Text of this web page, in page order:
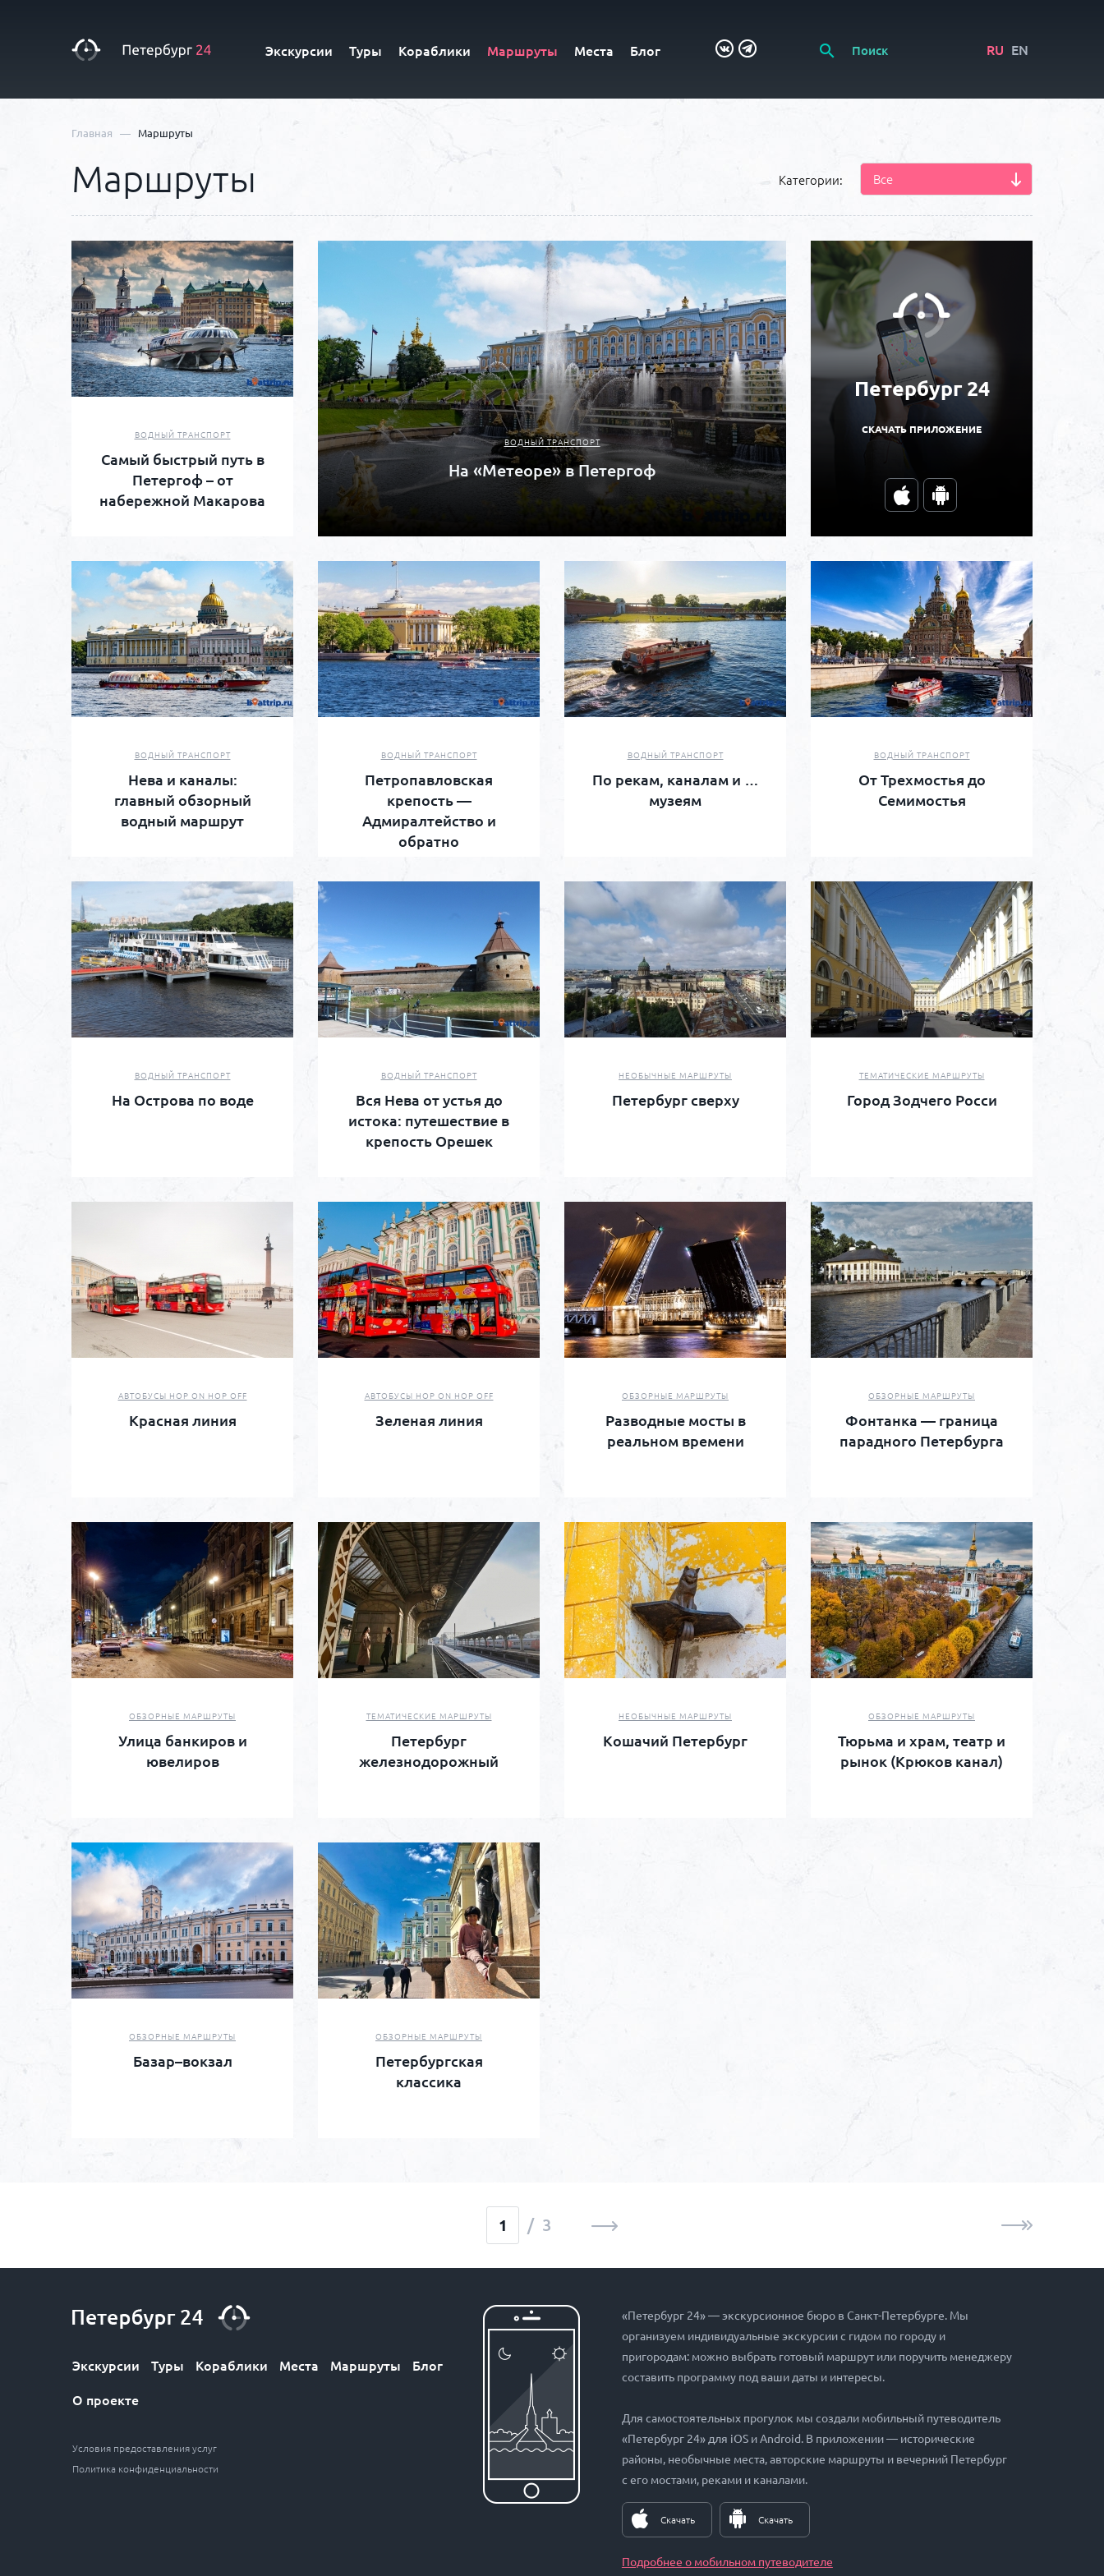
Экскурсии Туры Кораблики Маршруты Места Блог RU EN
Главная — Маршруты
Маршруты Категории: Все
ВОДНЫЙ ТРАНСПОРТ
Самый быстрый путь в
Петергоф – от
набережной Макарова
ВОДНЫЙ ТРАНСПОРТ
На «Метеоре» в Петергоф
Петербург 24
СКАЧАТЬ ПРИЛОЖЕНИЕ
ВОДНЫЙ ТРАНСПОРТ
Нева и каналы:
главный обзорный
водный маршрут
ВОДНЫЙ ТРАНСПОРТ
Петропавловская
крепость —
Адмиралтейство и
обратно
ВОДНЫЙ ТРАНСПОРТ
По рекам, каналам и …
музеям
ВОДНЫЙ ТРАНСПОРТ
От Трехмостья до
Семимостья
ВОДНЫЙ ТРАНСПОРТ
На Острова по воде
ВОДНЫЙ ТРАНСПОРТ
Вся Нева от устья до
истока: путешествие в
крепость Орешек
НЕОБЫЧНЫЕ МАРШРУТЫ
Петербург сверху
ТЕМАТИЧЕСКИЕ МАРШРУТЫ
Город Зодчего Росси
АВТОБУСЫ HOP ON HOP OFF
Красная линия
АВТОБУСЫ HOP ON HOP OFF
Зеленая линия
ОБЗОРНЫЕ МАРШРУТЫ
Разводные мосты в
реальном времени
ОБЗОРНЫЕ МАРШРУТЫ
Фонтанка — граница
парадного Петербурга
ОБЗОРНЫЕ МАРШРУТЫ
Улица банкиров и
ювелиров
ТЕМАТИЧЕСКИЕ МАРШРУТЫ
Петербург
железнодорожный
НЕОБЫЧНЫЕ МАРШРУТЫ
Кошачий Петербург
ОБЗОРНЫЕ МАРШРУТЫ
Тюрьма и храм, театр и
рынок (Крюков канал)
ОБЗОРНЫЕ МАРШРУТЫ
Базар–вокзал
ОБЗОРНЫЕ МАРШРУТЫ
Петербургская
классика
/ 3
Экскурсии Туры Кораблики Места Маршруты
Блог
О проекте
Условия предоставления услуг
Политика конфиденциальности
«Петербург 24» — экскурсионное бюро в Санкт-Петербурге. Мы
организуем индивидуальные экскурсии с гидом по городу и
пригородам: можно выбрать готовый маршрут или поручить менеджеру
составить программу под ваши даты и интересы.
Для самостоятельных прогулок мы создали мобильный путеводитель
«Петербург 24» для iOS и Android. В приложении — исторические
районы, необычные места, авторские маршруты и вечерний Петербург
с его мостами, реками и каналами.
Скачать Скачать
Подробнее о мобильном путеводителе